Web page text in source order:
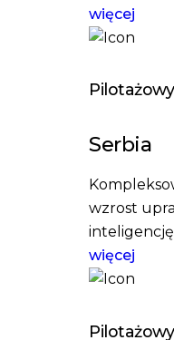
więcej
Serbia
wzrost
inteligencję
więcej